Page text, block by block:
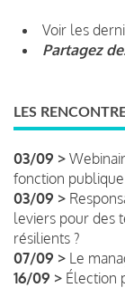
Voir les
Partagez
LES
03/09 >
fonction
03/09 >
leviers pour des
résilients ?
07/09 > Le
16/09 > Élection